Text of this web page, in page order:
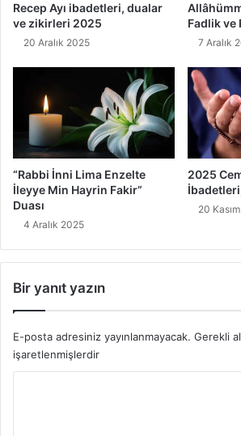
Recep Ayı ibadetleri, dualar
ve zikirleri 2025
20 Aralık 2025
Fadlik ve
7 Aralık
“Rabbi İnni Lima Enzelte
İleyye Min Hayrin Fakir”
Duası
4 Aralık 2025
2025
20
Bir yanıt yazın
E-posta adresiniz yayınlanmayacak. Gerekli
işaretlenmişlerdir